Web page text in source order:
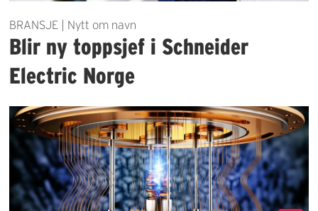
BRANSJE | Nytt om navn
Blir ny toppsjef i Schneider
Electric Norge